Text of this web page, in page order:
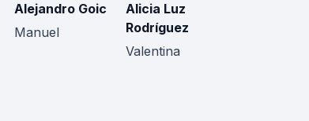
Alejandro Goic
Manuel
Alicia Luz
Rodríguez
Valentina